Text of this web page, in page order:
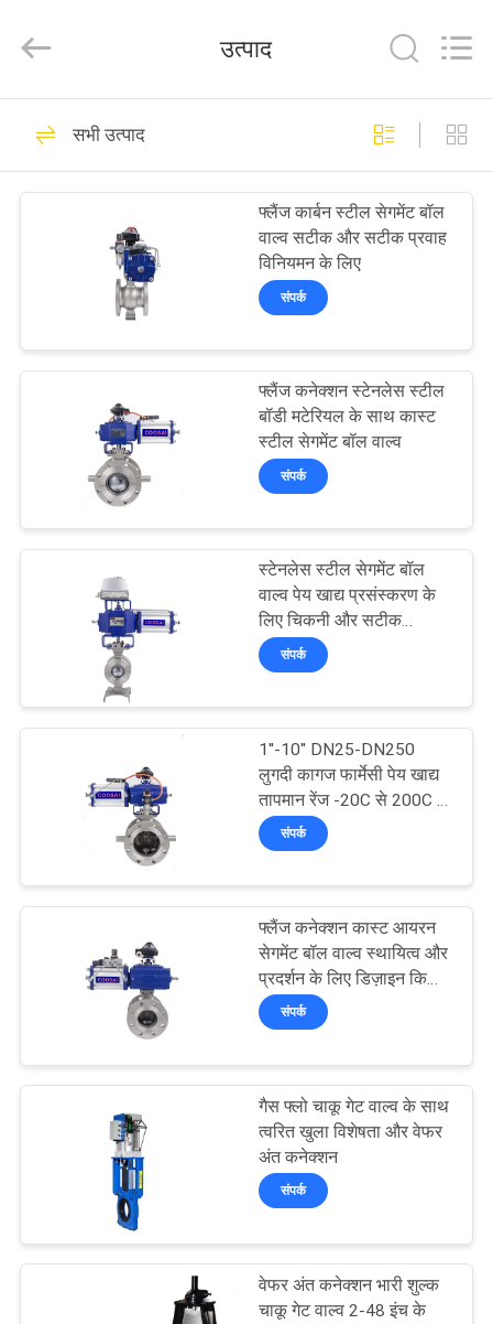
उत्पाद
गुणवत्ता
संपर्क
उद्धरण
साइटमैप
PRIVACY
group.
सेगमेंट बॉल वाल्व
54
चाकू गेट वाल्व
45
ट्रूनियन बॉल वाल्व
37
फ्लोटिंग बॉल वाल्व
शीर्ष प्रवेश गेंद वाल्व
23
उत्पाद
सभी उत्पाद
फ्लैंज कार्बन स्टील सेगमेंट बॉल
वाल्व सटीक और सटीक प्रवाह
विनियमन के लिए
संपर्क
फ्लैंज कनेक्शन स्टेनलेस स्टील
बॉडी मटेरियल के साथ कास्ट
स्टील सेगमेंट बॉल वाल्व
संपर्क
स्टेनलेस स्टील सेगमेंट बॉल
वाल्व पेय खाद्य प्रसंस्करण के
लिए चिकनी और सटीक
नियंत्रण
संपर्क
1''-10'' DN25-DN250
लुगदी कागज फार्मेसी पेय खाद्य
तापमान रेंज -20C से 200C के
लिए सेगमेंट बॉल वाल्व
संपर्क
फ्लैंज कनेक्शन कास्ट आयरन
सेगमेंट बॉल वाल्व स्थायित्व और
प्रदर्शन के लिए डिज़ाइन किया
गयासंपर्क
गैस फ्लो चाकू गेट वाल्व के साथ
त्वरित खुला विशेषता और वेफर
अंत कनेक्शन
संपर्क
वेफर अंत कनेक्शन भारी शुल्क
चाकू गेट वाल्व 2-48 इंच के